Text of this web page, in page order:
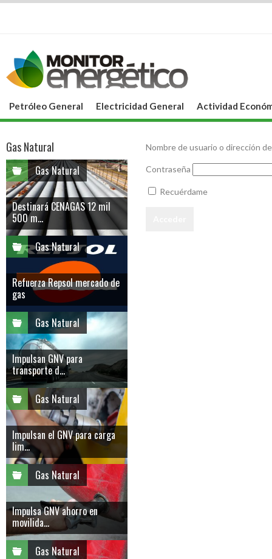
Petróleo General Electricidad General Actividad
Nombre de usuario o dirección
Contraseña
Recuérdame
Gas Natural
Gas Natural
Destinará CENAGAS 12 mil
500 m...
Gas Natural
Refuerza Repsol mercado de
gas
Gas Natural
Impulsan GNV para
transporte d...
Gas Natural
Impulsan el GNV para carga
lim...
Gas Natural
Impulsa GNV ahorro en
movilida...
Gas Natural